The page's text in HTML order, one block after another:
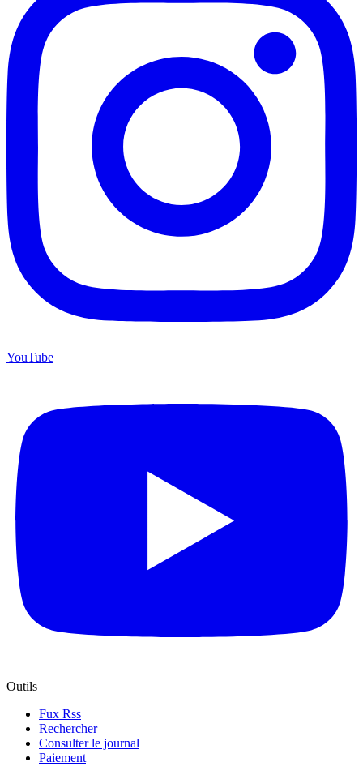
YouTube
Outils
Fux Rss
Rechercher
Consulter le journal
Paiement